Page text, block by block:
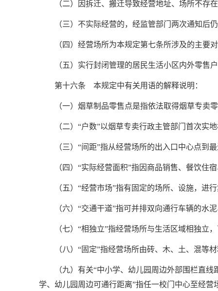
（二）因拆迁、搬迁导致经营地址、场所不存
（三）不实际经营的，经监管部门两次通知后
（四）经营场所为本规定第七条所涉及的主要
（五）实行封闭管理的居民生活小区内外零售
第十六条 本规定中有关用语的解释说明：
（一）烟草制品零售点是指依法取得烟草专卖
（二）“户数”以烟草专卖行政主管部门首次实
（三）“间距”指从经营场所的出入口中心点
（四）“实际经营面积”指因商品销售、餐饮
（五）“经营市场”指有固定的场所、设施，
（六）“交通干道”指可并排双向通行车辆的水
（七）“相独立”指经营场所与生活区域相独
（八）“固定”指经营场所由砖、木、土、混
（九）有关“中小学、幼儿园周边外部围栏直
学、幼儿园周边可通行距离”指任一校门中心至经